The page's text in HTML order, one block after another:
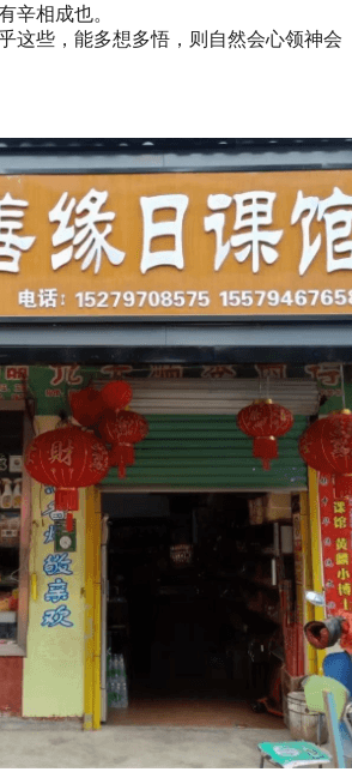
辛相成也。
这些，能多想多悟，则自然会心领神会